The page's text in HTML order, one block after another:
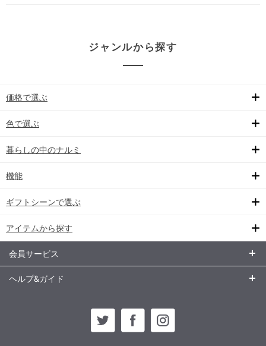
ジャンルから探す
価格で選ぶ
色で選ぶ
暮らしの中のナルミ
機能
ギフトシーンで選ぶ
アイテムから探す
会員サービス
ヘルプ&ガイド